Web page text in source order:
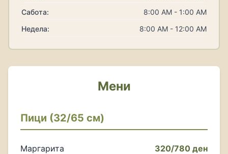
Сабота:
8:00 AM - 1:00 AM
Недела:
8:00 AM - 12:00 AM
Мени
Пици (32/65 см)
Маргарита 320/780 ден